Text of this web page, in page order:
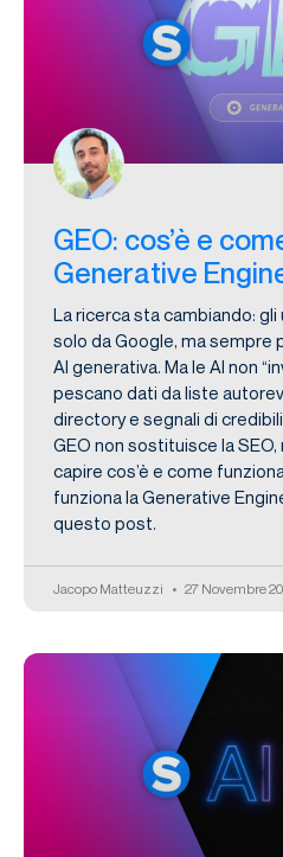
GEO: cos’è e
Generative
La ricerca sta cambiando:
solo da Google, ma sempre
AI generativa. Ma le AI non
pescano dati da liste
directory e segnali di
GEO non sostituisce la
capire cos’è e come
funziona la Generative
questo post.
Jacopo Matteuzzi 27 Novembre